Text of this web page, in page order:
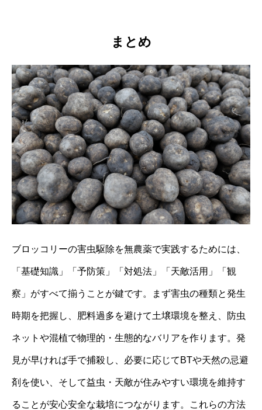
まとめ
ブロッコリーの害虫駆除を無農薬で実践するためには、
「基礎知識」「予防策」「対処法」「天敵活用」「観
察」がすべて揃うことが鍵です。まず害虫の種類と発生
時期を把握し、肥料過多を避けて土壌環境を整え、防虫
ネットや混植で物理的・生態的なバリアを作ります。発
見が早ければ手で捕殺し、必要に応じてBTや天然の忌避
剤を使い、そして益虫・天敵が住みやすい環境を維持す
ることが安心安全な栽培につながります。これらの方法